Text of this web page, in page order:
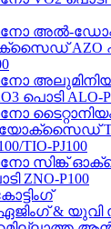
അൽ-
AZO
പൊടി ALO-
TIO-PJ100
സിങ്ക്
ZNO-P100
& യുവി